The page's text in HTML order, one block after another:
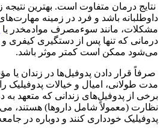
نتایج درمان متفاوت است. بهترین
داوطلبانه باشد و فرد در زمینه
مشکلات، مانند سوءمصرف موادمخدر یا
درمانی که تنها پس از دستگیری کیفری و
می‌شود ممکن است کمتر موثر باشد.
صرفاً قرار دادن پدوفیل‌ها در زندان یا
مدت طولانی، امیال و خیالات پدوفیلیک
برخی از پدوفیل‌های زندانی که متعهد
نظارت (معمولاً شامل داروها) هستند،
پدوفیلیک خودداری کنند و دوباره در